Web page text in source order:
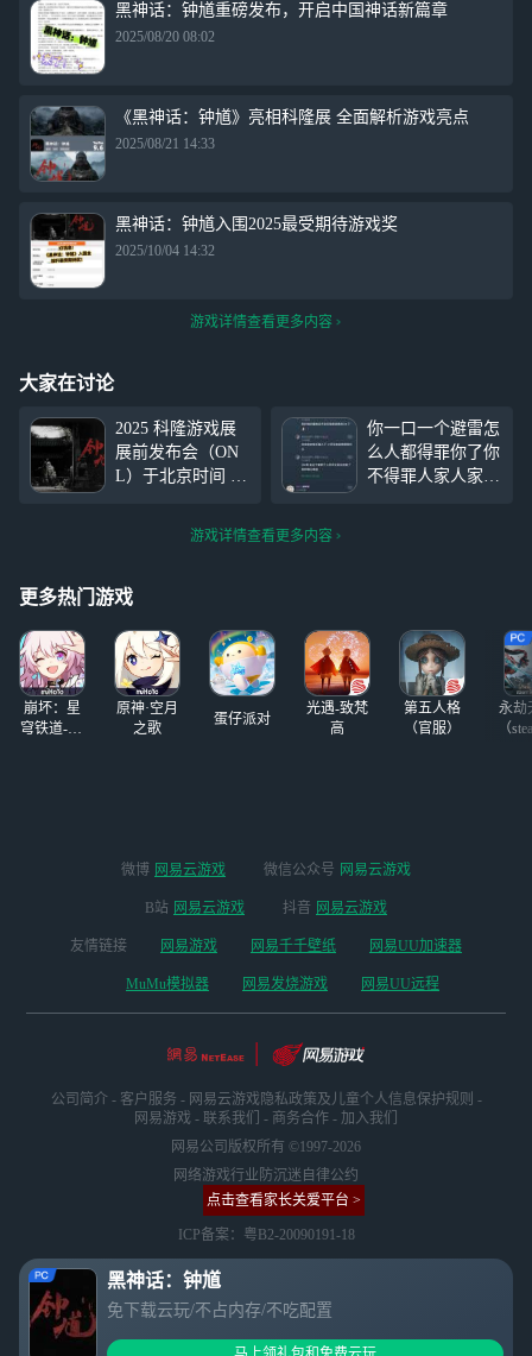
黑神话：钟馗
免下载云玩/不占内存/不吃配置
黑神话：钟馗重磅发布，开启中国神话新篇章
2025/08/20 08:02
《黑神话：钟馗》亮相科隆展 全面解析游戏亮点
2025/08/21 14:33
黑神话：钟馗入围2025最受期待游戏奖
2025/10/04 14:32
游戏详情查看更多内容
大家在讨论
2025 科隆游戏展
展前发布会（ON
L）于北京时间 8
行，游戏科学全新
作品《黑神话：钟
展示了一段约1分
话：钟馗》是黑神
话系列的第二部作
品，作为一款标准
的单机动作角色扮
演游戏，是以中国
戏】参与《黑神
话：钟馗》预约活
现金券、黑猴畅玩
时长，PC、手
发烫，配置直升40
大作等你来体验，
搜索【网易云游
戏】下app或开启
网页版即刻开启！
你一口一个避雷怎
么人都得罪你了你
不得罪人家人家能
又开始骂我了，我
在帖子已经警告你
了这是最后一次，
你偏偏不领
游戏详情查看更多内容
更多热门游戏
崩坏：星
穹铁道-4.4
原神·空月
之歌
蛋仔派对
光遇-致梵
高
第五人格
（官服）
永劫
（
微博 网易云游戏 微信公众号 网易云游戏
B站 网易云游戏 抖音 网易云游戏
友情链接 网易游戏 网易千千壁纸 网易UU加速器
MuMu模拟器 网易发烧游戏 网易UU远程
公司简介 - 客户服务 - 网易云游戏隐私政策及儿童个人信息保护规则 -
网易游戏 - 联系我们 - 商务合作 - 加入我们
网易公司版权所有 ©1997-2026
网络游戏行业防沉迷自律公约
点击查看家长关爱平台 >
ICP备案：粤B2-20090191-18